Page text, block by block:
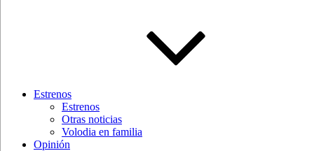
Estrenos
Estrenos
Otras noticias
Volodia en familia
Opinión